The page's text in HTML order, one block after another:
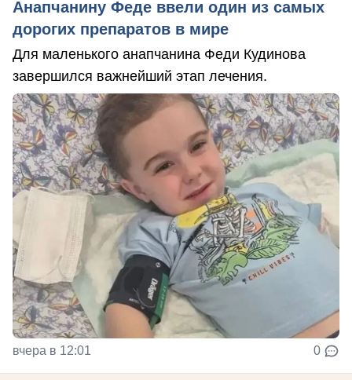
Анапчанину Феде ввели один из самых
дорогих препаратов в мире
Для маленького анапчанина Феди Кудинова
завершился важнейший этап лечения.
вчера в 12:01 0